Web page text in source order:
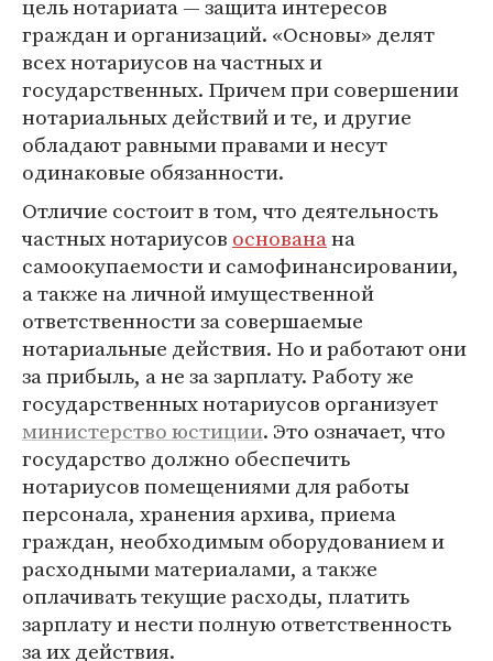
цель нотариата — защита интересов
граждан и организаций. «Основы» делят
всех нотариусов на частных и
государственных. Причем при совершении
нотариальных действий и те, и другие
обладают равными правами и несут
одинаковые обязанности.
Отличие состоит в том, что деятельность
частных нотариусов основанана
самоокупаемости и самофинансировании,
а также на личной имущественной
ответственности за совершаемые
нотариальные действия. Но и работают они
за прибыль, а не за зарплату. Работу же
государственных нотариусов организует
министерство юстиции. Это означает, что
государство должно обеспечить
нотариусов помещениями для работы
персонала, хранения архива, приема
граждан, необходимым оборудованием и
расходными материалами, а также
оплачивать текущие расходы, платить
зарплату и нести полную ответственность
за их действия.